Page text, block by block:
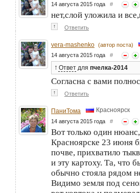
14 августа 2015 года #
нет,слой уложила и
↑ Ответить
vera-mashenko (автор поста)
14 августа 2015 года #
↑ Ответ для пчелка-2014
Согласна с вами
↑ Ответить
ПаниТома Красноярск
14 августа 2015 года #
Вот только один
Красноярске 23 июня
почве, прихватило
и эту картоху. Та, что
обычно стояла рядом
Видимо земля под